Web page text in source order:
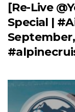
[Re-Live
Special |